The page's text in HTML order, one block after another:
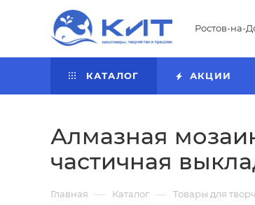
Ростов-на-
КАТАЛОГ АКЦИИ
Алмазная
частичная
Главная — Каталог — Товары для